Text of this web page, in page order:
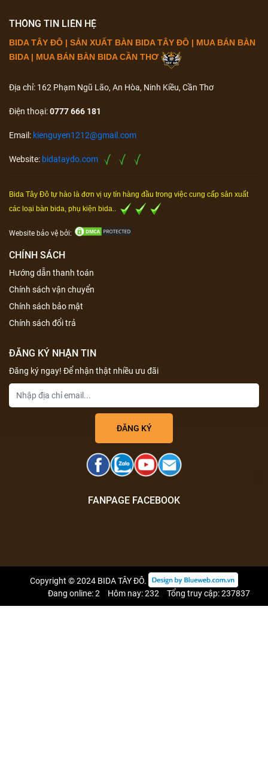
THÔNG TIN LIÊN HỆ
BIDA TÂY ĐÔ | SẢN XUẤT BÀN BIDA TÂY ĐÔ | MUA BÁN BÀN
BIDA | MUA BÁN BÀN BIDA CẦN THƠ
Địa chỉ: 162 Phạm Ngũ Lão, An Hòa, Ninh Kiều, Cần Thơ
Điện thoại:0777 666 181
Email: kienguyen1212@gmail.com
Website: bidataydo.com
Bida Tây Đô tự hào là đơn vị uy tín hàng đầu trong việc cung cấp sản xuất
các loại bàn bida, phụ kiện bida..
Website bảo vệ bởi:
CHÍNH SÁCH
Hướng dẫn thanh toán
Chính sách vận chuyển
Chính sách bảo mật
Chính sách đổi trả
ĐĂNG KÝ NHẬN TIN
Đăng ký ngay! Để nhận thật nhiều ưu đãi
FANPAGE FACEBOOK
Copyright © 2024 BIDA TÂY ĐÔ.
Đang online: 2
Hôm nay: 232 Tổng truy cập: 237837